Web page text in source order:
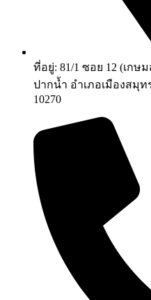
ที่อยู่: 81/1 ซอย 12 (เกษ
ปากน้ำ อำเภอเมืองสมุ
10270